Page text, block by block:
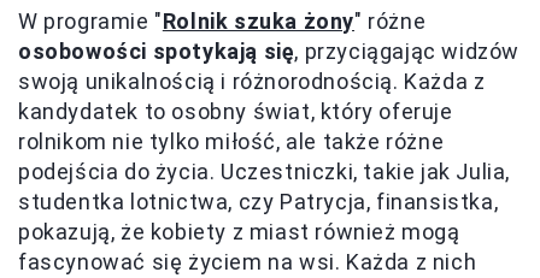
W programie "Rolnik szuka żony" różne
osobowości spotykają się, przyciągając widzów
swoją unikalnością i różnorodnością. Każda z
kandydatek to osobny świat, który oferuje
rolnikom nie tylko miłość, ale także różne
podejścia do życia. Uczestniczki, takie jak Julia,
studentka lotnictwa, czy Patrycja, finansistka,
pokazują, że kobiety z miast również mogą
fascynować się życiem na wsi. Każda z nich